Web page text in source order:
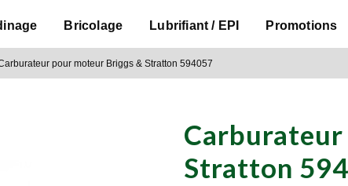
Bricolage Lubrifiant / EPI Promotions
pour moteur Briggs & Stratton 594057
Stratton